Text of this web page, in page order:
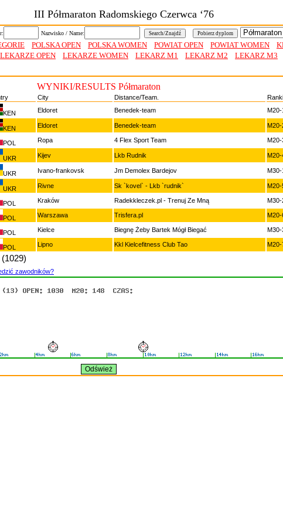
III Półmaraton Radomskiego Czerwca ‘76
Nazwisko / Name:
POLSKA OPEN POLSKA WOMEN POWIAT OPEN POWIAT WOMEN
LEKARZE OPEN LEKARZE WOMEN LEKARZ M1 LEKARZ M2 LEKARZ M3
WYNIKI/RESULTS Półmaraton
City Distance/Team.
KEN Eldoret Benedek-team M20-
KEN Eldoret Benedek-team M20-
POL Ropa 4 Flex Sport Team M20-
UKR Kijev Lkb Rudnik M20-
UKR Ivano-frankovsk Jm Demolex Bardejov M30-
UKR Rivne Sk `kovel` - Lkb `rudnik` M20-
POL Kraków Radekkleczek.pl - Trenuj Ze Mną M30-
POL Warszawa Trisfera.pl M20-
POL Kielce Biegnę Żeby Bartek Mógł Biegać
POL Lipno Kkl Kielcefitness Club Tao M20-
(1029)
zawodników?